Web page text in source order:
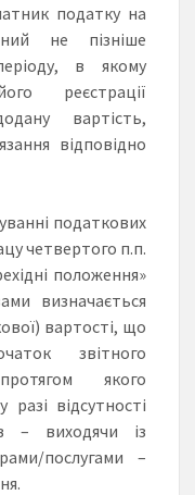
податку на
не пізніше
в якому
реєстрації
вартість,
відповідно
податкових
четвертого п.п.
положення»
визначається
вартості, що
звітного
якого
відсутності
– виходячи із
послугами –